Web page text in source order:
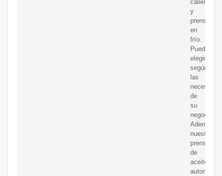
caliente
y
prensado
en
frío.
Puede
elegir
según
las
de
su
negocio.
Además,
nuestras
prensas
de
aceite